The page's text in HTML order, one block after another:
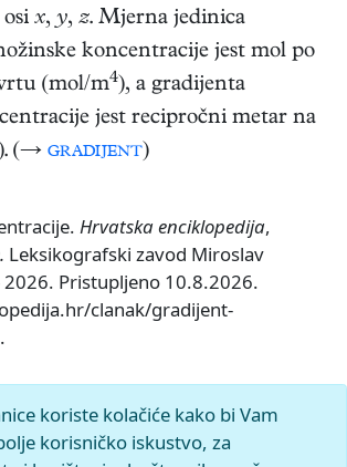
x,y, z. Mjerna jedinica
koncentracije jest mol po
(mol/m4), a gradijenta
jest recipročni metar na
). (→ gradijent)
Hrvatska enciklopedija,
Leksikografski zavod Miroslav
2026. Pristupljeno 10.8.2026.
clanak/gradijent-
koriste kolačiće kako bi Vam
korisničko iskustvo, za